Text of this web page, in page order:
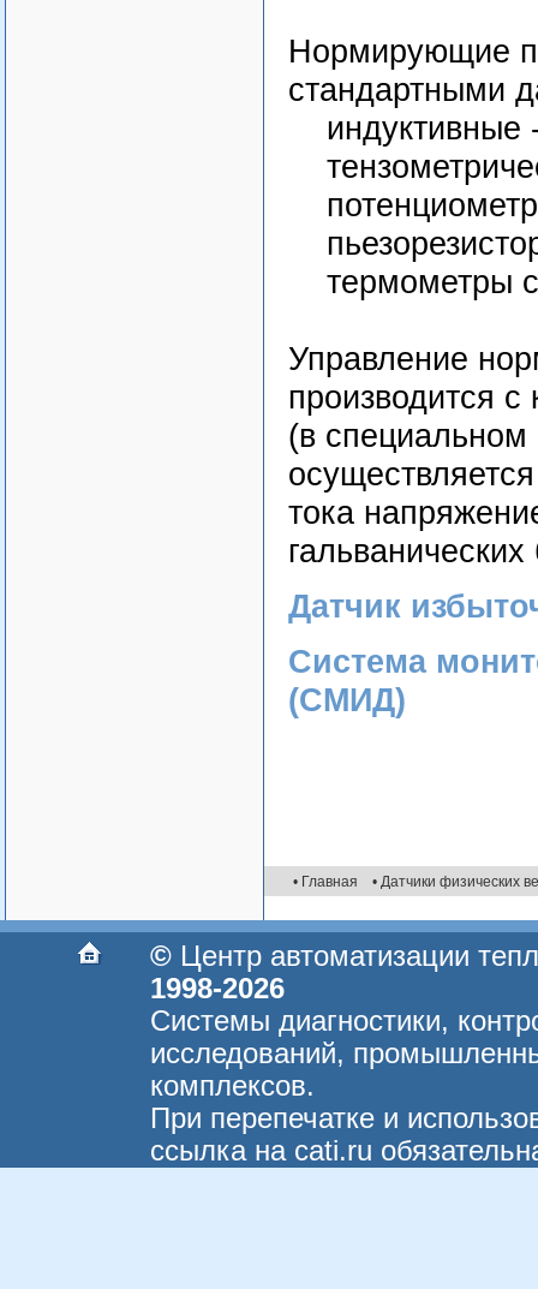
Нормирующие
стандартными
индуктивные
термометры
Управление
производится
(в специальном
тока
Датчик
Система
(СМИД)
• Главная • Датчики физических
© Центр автоматизации
1998-2026
Системы диагностики,
исследований,
комплексов.
При перепечатке и
ссылка на cati.ru